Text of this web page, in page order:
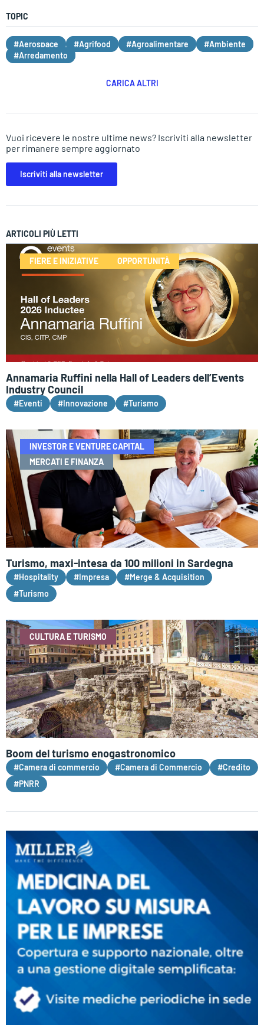
TOPIC
#Aerospace #Agrifood #Agroalimentare
#Ambiente
#Arredamento
CARICA ALTRI
Vuoi ricevere le nostre ultime news? Iscriviti alla newsletter
per rimanere sempre aggiornato
Iscriviti alla newsletter
ARTICOLI PIÙ LETTI
FIERE E INIZIATIVE OPPORTUNITÀ
Annamaria Ruffini nella Hall of Leaders dell’Events
Industry Council
#Eventi #Innovazione #Turismo
INVESTOR E VENTURE CAPITAL
MERCATI E FINANZA
Turismo, maxi-intesa da 100 milioni in Sardegna
#Hospitality #Impresa
#Merge & Acquisition
#Turismo
CULTURA E TURISMO
Boom del turismo enogastronomico
#Camera di commercio #Camera di Commercio
#Credito
#PNRR